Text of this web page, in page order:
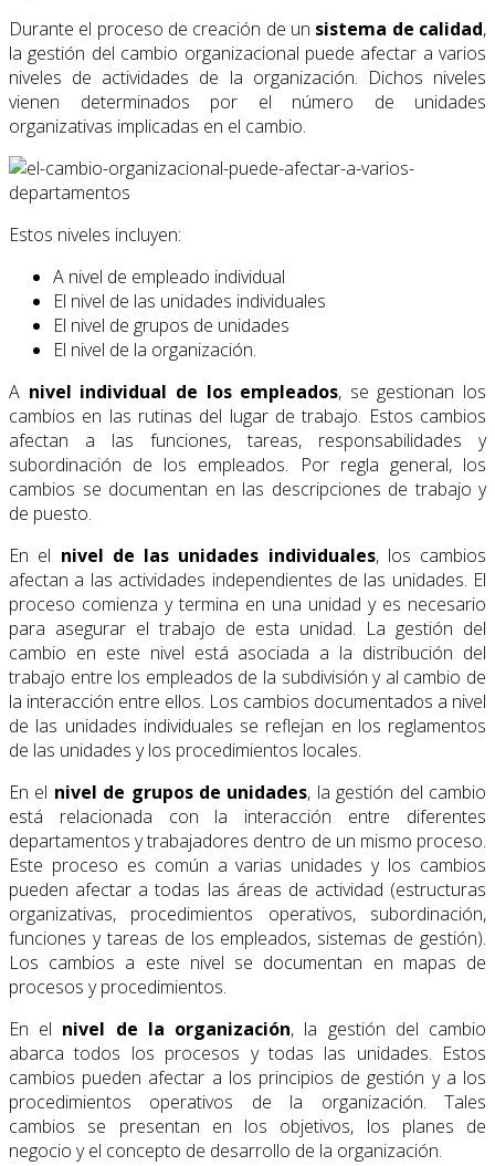
Durante el proceso de creación de un sistema de calidad,
la gestión del cambio organizacional puede afectar a varios
niveles de actividades de la organización. Dichos niveles
vienen determinados por el número de unidades
organizativas implicadas en el cambio.
Estos niveles incluyen:
A nivel de empleado individual
El nivel de las unidades individuales
El nivel de grupos de unidades
El nivel de la organización.
A nivel individual de los empleados, se gestionan los
cambios en las rutinas del lugar de trabajo. Estos cambios
afectan a las funciones, tareas, responsabilidades y
subordinación de los empleados. Por regla general, los
cambios se documentan en las descripciones de trabajo y
de puesto.
En el nivel de las unidades individuales, los cambios
afectan a las actividades independientes de las unidades. El
proceso comienza y termina en una unidad y es necesario
para asegurar el trabajo de esta unidad. La gestión del
cambio en este nivel está asociada a la distribución del
trabajo entre los empleados de la subdivisión y al cambio de
la interacción entre ellos. Los cambios documentados a nivel
de las unidades individuales se reflejan en los reglamentos
de las unidades y los procedimientos locales.
En el nivel de grupos de unidades, la gestión del cambio
está relacionada con la interacción entre diferentes
departamentos y trabajadores dentro de un mismo proceso.
Este proceso es común a varias unidades y los cambios
pueden afectar a todas las áreas de actividad (estructuras
organizativas, procedimientos operativos, subordinación,
funciones y tareas de los empleados, sistemas de gestión).
Los cambios a este nivel se documentan en mapas de
procesos y procedimientos.
En el nivel de la organización, la gestión del cambio
abarca todos los procesos y todas las unidades. Estos
cambios pueden afectar a los principios de gestión y a los
procedimientos operativos de la organización. Tales
cambios se presentan en los objetivos, los planes de
negocio y el concepto de desarrollo de la organización.